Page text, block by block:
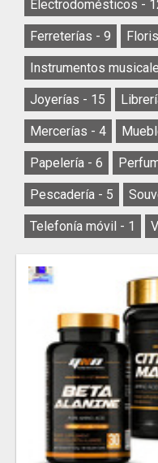
Electrodomésticos -
Ferreterías - 9
Instrumentos
Joyerías - 15
Mercerías - 4
Papelería - 6
Pescadería - 5
Telefonía móvil - 1